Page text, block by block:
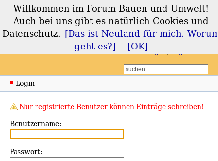
Forum Bauen und
Umwelt
Login
Nur registrierte Benutzer können Einträge schreiben!
Benutzername:
Passwort:
Willkommen im Forum Bauen und Umwelt!
Auch bei uns gibt es natürlich Cookies und
Datenschutz. [Das ist Neuland für mich.
geht es?]
[OK]